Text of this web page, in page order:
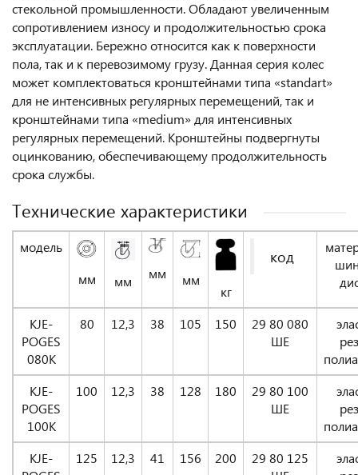
стекольной промышленности. Обладают увеличенным
сопротивлением износу и продолжительностью срока
эксплуатации. Бережно относится как к поверхности
пола, так и к перевозимому грузу. Данная серия колес
может комплектоваться кронштейнами типа «standart»
для не интенсивных регулярных перемещений, так и
кронштейнами типа «medium» для интенсивных
регулярных перемещений. Кронштейны подвергнуты
оцинкованию, обеспечивающему продолжительность
срока службы.
Технические характеристики
модель
мм
мм мм мм
кг
код
KJE-
POGES
080K
80 12,3 38 105 150
29 80 080
ШЕ
KJE-
POGES
100K
100 12,3 38 128 180
29 80 100
ШЕ
KJE-
125 12,3 41 156 200
29 80 125